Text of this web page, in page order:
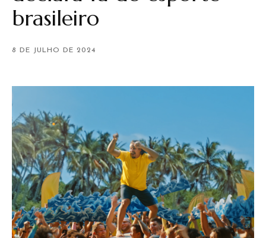
brasileiro
8 DE JULHO DE 2024